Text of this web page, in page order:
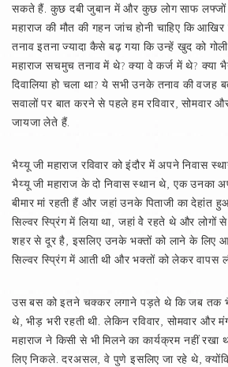
सकते हैं. कुछ दबी जुबान में और कुछ लोग साफ लफ्जों
महाराज की मौत की गहन जांच होनी चाहिए कि
तनाव इतना ज्यादा कैसे बढ़ गया कि उन्हें खुद को
महाराज सचमुच तनाव में थे? क्या वे कर्ज में थे? क्या
दिवालिया हो चला था? ये सभी उनके तनाव की वजह
सवालों पर बात करने से पहले हम रविवार, सोमवार
जायजा लेते हैं.
भैय्यू जी महाराज रविवार को इंदौर में अपने निवास
भैय्यू जी महाराज के दो निवास स्थान थे, एक उनका
बीमार मां रहती हैं और जहां उनके पिताजी का देहांत
सिल्वर स्प्रिंग में लिया था, जहां वेे रहते थे और
शहर से दूर है, इसलिए उनके भक्तों को लाने के लिए
सिल्वर स्प्रिंग में आती थी और भक्तों को लेकर वापस
उस बस को इतने चक्कर लगाने पड़ते थे कि जब तक
थे, भीड़ भरी रहती थी. लेकिन रविवार, सोमवार और
महाराज ने किसी से भी मिलने का कार्यक्रम नहीं रखा
लिए निकले. दरअसल, वे पुणे इसलिए जा रहे थे,